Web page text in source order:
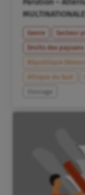
Genre
Secteur
Droits des paysans
République
Afrique du Sud